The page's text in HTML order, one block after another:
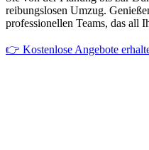
reibungslosen Umzug.
professionellen Teams, das all
👉 Kostenlose Angebote